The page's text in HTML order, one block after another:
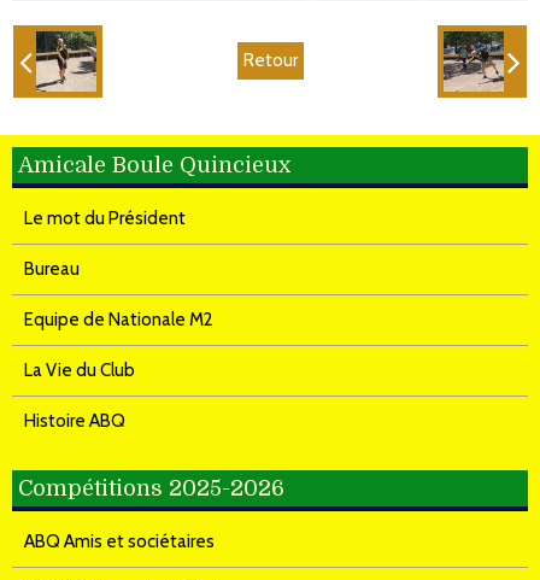
Retour
Amicale Boule Quincieux
Le mot du Président
Bureau
Equipe de Nationale M2
La Vie du Club
Histoire ABQ
Compétitions 2025-2026
ABQ Amis et sociétaires